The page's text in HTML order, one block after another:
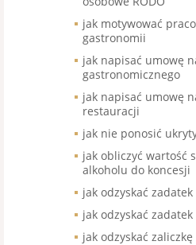
jak motywować
gastronomii
jak napisać umowę
gastronomicznego
jak napisać umowę
restauracji
jak nie ponosić
jak obliczyć wartość
alkoholu do koncesji
jak odzyskać zadatek
jak odzyskać
jak odzyskać zaliczkę